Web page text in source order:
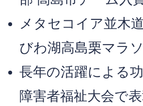
メタセコイア並木
びわ湖高島栗マラ
長年の活躍による
障害者福祉大会で